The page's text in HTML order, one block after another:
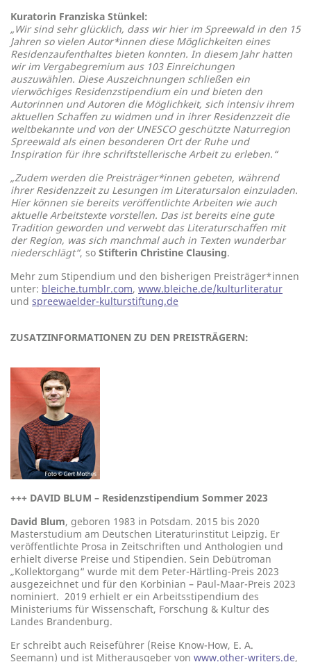
Kuratorin Franziska Stünkel:
„Wir sind sehr glücklich, dass wir hier im Spreewald in den 15
Jahren so vielen Autor*innen diese Möglichkeiten eines
Residenzaufenthaltes bieten konnten. In diesem Jahr hatten
wir im Vergabegremium aus 103 Einreichungen
auszuwählen. Diese Auszeichnungen schließen ein
vierwöchiges Residenzstipendium ein und bieten den
Autorinnen und Autoren die Möglichkeit, sich intensiv ihrem
aktuellen Schaffen zu widmen und in ihrer Residenzzeit die
weltbekannte und von der UNESCO geschützte Naturregion
Spreewald als einen besonderen Ort der Ruhe und
Inspiration für ihre schriftstellerische Arbeit zu erleben.“
„Zudem werden die Preisträger*innen gebeten, während
ihrer Residenzzeit zu Lesungen im Literatursalon einzuladen.
Hier können sie bereits veröffentlichte Arbeiten wie auch
aktuelle Arbeitstexte vorstellen. Das ist bereits eine gute
Tradition geworden und verwebt das Literaturschaffen mit
der Region, was sich manchmal auch in Texten wunderbar
niederschlägt“, so Stifterin Christine Clausing.
Mehr zum Stipendium und den bisherigen Preisträger*innen
unter: bleiche.tumblr.com, www.bleiche.de/kulturliteratur
und spreewaelder-kulturstiftung.de
ZUSATZINFORMATIONEN ZU DEN PREISTRÄGERN:
+++ DAVID BLUM – Residenzstipendium Sommer 2023
David Blum, geboren 1983 in Potsdam. 2015 bis 2020
Masterstudium am Deutschen Literaturinstitut Leipzig. Er
veröffentlichte Prosa in Zeitschriften und Anthologien und
erhielt diverse Preise und Stipendien. Sein Debütroman
„Kollektorgang“ wurde mit dem Peter-Härtling-Preis 2023
ausgezeichnet und für den Korbinian – Paul-Maar-Preis 2023
nominiert. 2019 erhielt er ein Arbeitsstipendium des
Ministeriums für Wissenschaft, Forschung & Kultur des
Landes Brandenburg.
Er schreibt auch Reiseführer (Reise Know-How, E. A.
Seemann) und ist Mitherausgeber von www.other-writers.de,